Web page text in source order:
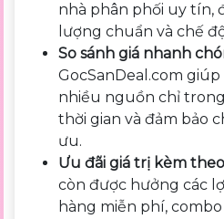
nhà phân phối uy tín,
lượng chuẩn và chế
So sánh giá nhanh
GocSanDeal.com
nhiều nguồn chỉ
thời gian và đảm bảo
ưu.
Ưu đãi giá trị kèm theo
còn được hưởng các
hàng miễn phí,